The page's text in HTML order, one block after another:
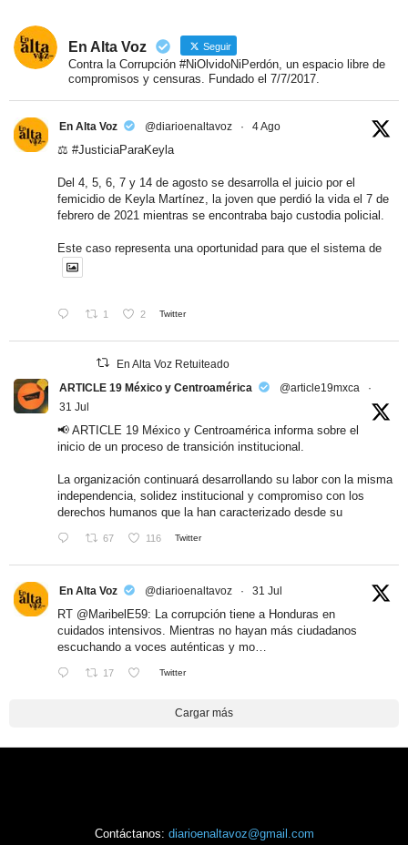
En Alta Voz Seguir
Contra la Corrupción #NiOlvidoNiPerdón, un espacio libre de
compromisos y censuras. Fundado el 7/7/2017.
En Alta Voz @diarioenaltavoz · 4 Ago
⚖️ #JusticiaParaKeyla
Del 4, 5, 6, 7 y 14 de agosto se desarrolla el juicio por el
femicidio de Keyla Martínez, la joven que perdió la vida el 7 de
febrero de 2021 mientras se encontraba bajo custodia policial.
Este caso representa una oportunidad para que el sistema de
1 2 Twitter
En Alta Voz Retuiteado
ARTICLE 19 México y Centroamérica
@article19mxca
·
31 Jul
📢 ARTICLE 19 México y Centroamérica informa sobre el
inicio de un proceso de transición institucional.
La organización continuará desarrollando su labor con la misma
independencia, solidez institucional y compromiso con los
derechos humanos que la han caracterizado desde su
67 116 Twitter
En Alta Voz @diarioenaltavoz · 31 Jul
RT @MaribelE59: La corrupción tiene a Honduras en
cuidados intensivos. Mientras no hayan más ciudadanos
escuchando a voces auténticas y mo…
17 Twitter
Cargar más
Contáctanos: diarioenaltavoz@gmail.com